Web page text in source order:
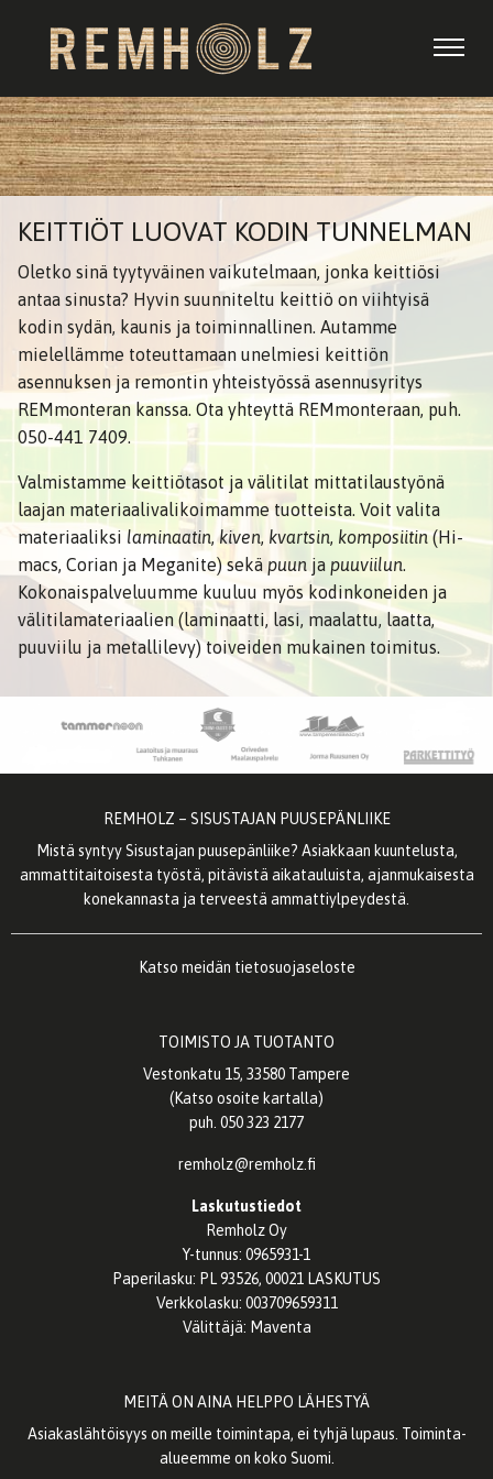
KEITTIÖT LUOVAT KODIN TUNNELMAN
Oletko sinä tyytyväinen vaikutelmaan, jonka keittiösi
antaa sinusta? Hyvin suunniteltu keittiö on viihtyisä
kodin sydän, kaunis ja toiminnallinen. Autamme
mielellämme toteuttamaan unelmiesi keittiön
asennuksen ja remontin yhteistyössä asennusyritys
REMmonteran kanssa. Ota yhteyttä REMmonteraan, puh.
050-441 7409.
Valmistamme keittiötasot ja välitilat mittatilaustyönä
laajan materiaalivalikoimamme tuotteista. Voit valita
materiaaliksilaminaatin,kiven, kvartsin, komposiitin(Hi-
macs, Corian ja Meganite) sekä puun ja puuviilun.
Kokonaispalveluumme kuuluu myös kodinkoneiden ja
välitilamateriaalien (laminaatti, lasi, maalattu, laatta,
puuviilu ja metallilevy) toiveiden mukainen toimitus.
REMHOLZ – SISUSTAJAN PUUSEPÄNLIIKE
Mistä syntyy Sisustajan puusepänliike? Asiakkaan kuuntelusta,
ammattitaitoisesta työstä, pitävistä aikatauluista, ajanmukaisesta
konekannasta ja terveestä ammattiylpeydestä.
Katso meidän tietosuojaseloste
TOIMISTO JA TUOTANTO
Vestonkatu 15, 33580 Tampere
(Katso osoite kartalla)
puh. 050 323 2177
remholz@remholz.fi
Laskutustiedot
Remholz Oy
Y-tunnus: 0965931-1
Paperilasku: PL 93526, 00021 LASKUTUS
Verkkolasku: 003709659311
Välittäjä: Maventa
MEITÄ ON AINA HELPPO LÄHESTYÄ
Asiakaslähtöisyys on meille toimintapa, ei tyhjä lupaus. Toiminta-
alueemme on koko Suomi.